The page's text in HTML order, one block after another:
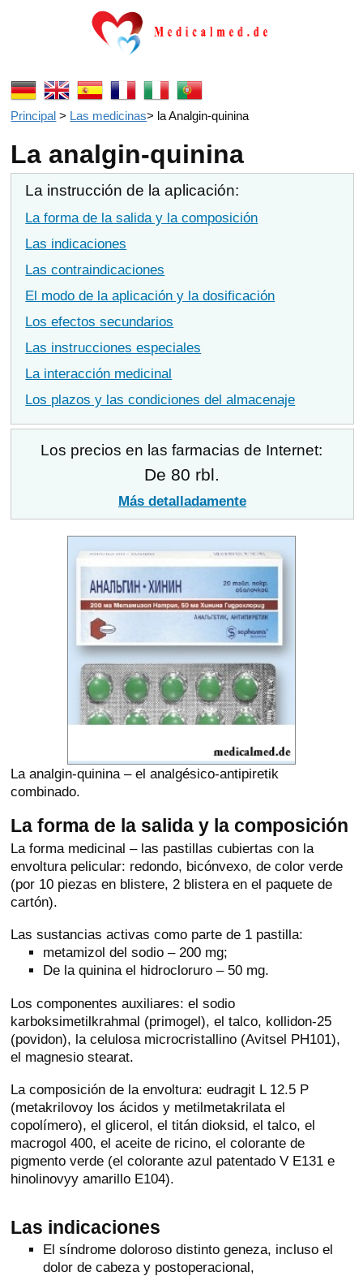
Principal > Las medicinas> la Analgin-quinina
La analgin-quinina
La instrucción de la aplicación:
La forma de la salida y la composición
Las indicaciones
Las contraindicaciones
El modo de la aplicación y la dosificación
Los efectos secundarios
Las instrucciones especiales
La interacción medicinal
Los plazos y las condiciones del almacenaje
Los precios en las farmacias de Internet:
De 80 rbl.
Más detalladamente
La analgin-quinina – el analgésico-antipiretik
combinado.
La forma de la salida y la composición
La forma medicinal – las pastillas cubiertas con la
envoltura pelicular: redondo, bicónvexo, de color verde
(por 10 piezas en blistere, 2 blistera en el paquete de
cartón).
Las sustancias activas como parte de 1 pastilla:
metamizol del sodio – 200 mg;
De la quinina el hidrocloruro – 50 mg.
Los componentes auxiliares: el sodio
karboksimetilkrahmal (primogel), el talco, kollidon-25
(povidon), la celulosa microcristallino (Avitsel PH101),
el magnesio stearat.
La composición de la envoltura: eudragit L 12.5 P
(metakrilovoy los ácidos y metilmetakrilata el
copolímero), el glicerol, el titán dioksid, el talco, el
macrogol 400, el aceite de ricino, el colorante de
pigmento verde (el colorante azul patentado V E131 e
hinolinovyy amarillo E104).
Las indicaciones
El síndrome doloroso distinto geneza, incluso el
dolor de cabeza y postoperacional,